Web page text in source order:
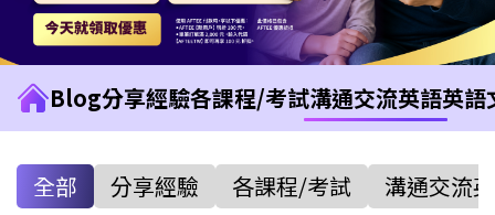
Blog分享經驗各課程/考試溝通交流英語英語
全部 分享經驗 各課程/考試 溝通交流